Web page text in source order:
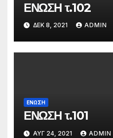
ΕΝΩΣΗ τ.102
ΔΕΚ 8, 2021 ADMIN
ΕΝΩΣΗ
ΕΝΩΣΗ τ.101
ΑΥΓ 24, 2021 ADMIN